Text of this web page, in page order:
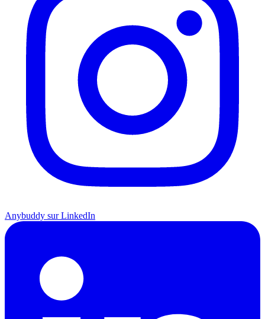
Anybuddy sur LinkedIn